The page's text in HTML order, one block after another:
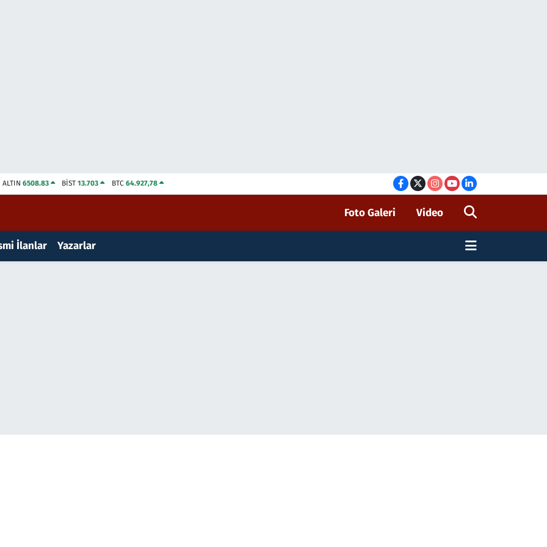
ALTIN 6508.83 BİST13.703 BTC 64.927,78
Foto Galeri Video
İlanlar Yazarlar